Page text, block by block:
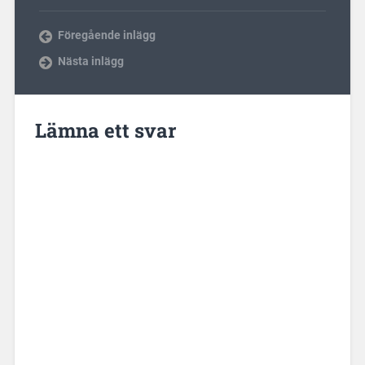
Föregående inlägg
Nästa inlägg
Lämna ett svar